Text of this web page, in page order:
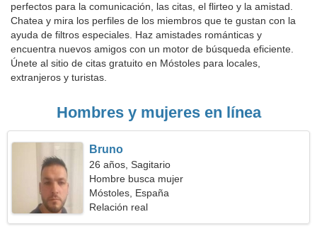
perfectos para la comunicación, las citas, el flirteo y la amistad.
Chatea y mira los perfiles de los miembros que te gustan con la
ayuda de filtros especiales. Haz amistades románticas y
encuentra nuevos amigos con un motor de búsqueda eficiente.
Únete al sitio de citas gratuito en Móstoles para locales,
extranjeros y turistas.
Hombres y mujeres en línea
Bruno
26 años, Sagitario
Hombre busca mujer
Móstoles, España
Relación real